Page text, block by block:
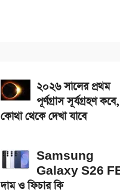
২০২৬ সালের প্রথম
পূর্ণগ্রাস সূর্যগ্রহণ কবে,
কোথা থেকে দেখা যাবে
Samsung
Galaxy S26
দাম ও ফিচার কি